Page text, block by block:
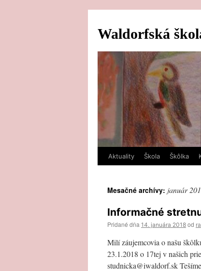
obsah
Waldorfská
Aktuality Škola Škôlka
Mesačné archívy: január
Informačné
Pridané dňa 14. januára 2018 od
Milí záujemcovia o našu
23.1.2018 o 17tej v našich
studnicka@iwaldorf.sk